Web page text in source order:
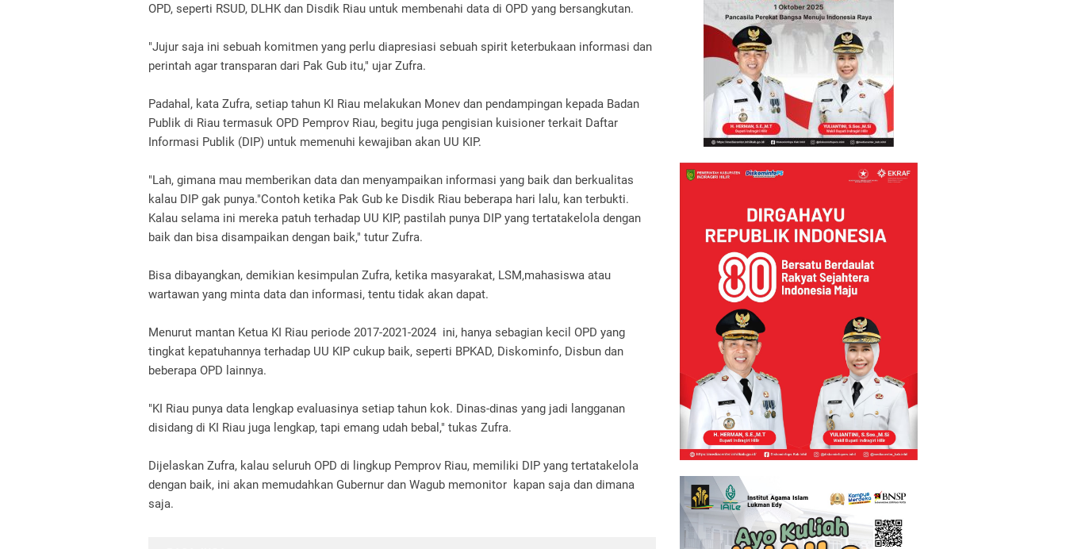
OPD, seperti RSUD, DLHK dan Disdik Riau untuk membenahi data di OPD yang bersangkutan.
"Jujur saja ini sebuah komitmen yang perlu diapresiasi sebuah spirit keterbukaan informasi dan
perintah agar transparan dari Pak Gub itu," ujar Zufra.
Padahal, kata Zufra, setiap tahun KI Riau melakukan Monev dan pendampingan kepada Badan
Publik di Riau termasuk OPD Pemprov Riau, begitu juga pengisian kuisioner terkait Daftar
Informasi Publik (DIP) untuk memenuhi kewajiban akan UU KIP.
"Lah, gimana mau memberikan data dan menyampaikan informasi yang baik dan berkualitas
kalau DIP gak punya."Contoh ketika Pak Gub ke Disdik Riau beberapa hari lalu, kan terbukti.
Kalau selama ini mereka patuh terhadap UU KIP, pastilah punya DIP yang tertatakelola dengan
baik dan bisa disampaikan dengan baik," tutur Zufra.
Bisa dibayangkan, demikian kesimpulan Zufra, ketika masyarakat, LSM,mahasiswa atau
wartawan yang minta data dan informasi, tentu tidak akan dapat.
Menurut mantan Ketua KI Riau periode 2017-2021-2024 ini, hanya sebagian kecil OPD yang
tingkat kepatuhannya terhadap UU KIP cukup baik, seperti BPKAD, Diskominfo, Disbun dan
beberapa OPD lainnya.
"KI Riau punya data lengkap evaluasinya setiap tahun kok. Dinas-dinas yang jadi langganan
disidang di KI Riau juga lengkap, tapi emang udah bebal," tukas Zufra.
Dijelaskan Zufra, kalau seluruh OPD di lingkup Pemprov Riau, memiliki DIP yang tertatakelola
dengan baik, ini akan memudahkan Gubernur dan Wagub memonitor kapan saja dan dimana
saja.